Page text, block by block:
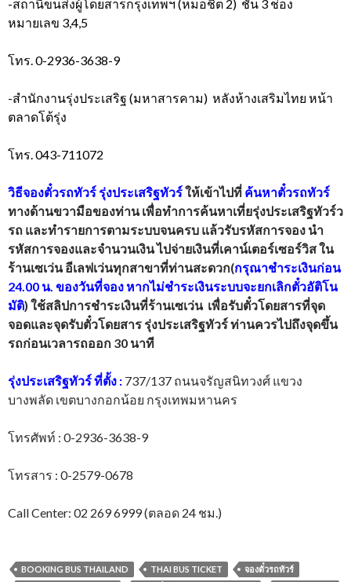
-สถานีขนส่งผู้โดยสารกรุงเทพฯ (หมอชิต 2) ชั้น 3 ช่อง
หมายเลข 3,4,5
โทร. 0-2936-3638-9
-สำนักงานรุ่งประเสริฐ (มหาสารคาม) หลังห้างเสริมไทย หน้า
ตลาดโต้รุ่ง
โทร. 043-711072
วิธีจองตั๋วรถทัวร์รุ่งประเสริฐทัวร์ให้เข้าไปที่ ค้นหาตั๋วรถทัวร์
ทางด้านขวามือของท่าน เพื่อทำการค้นหาเที่ยรุ่งประเสริฐทัวร์ว
รถ และทำรายการตามระบบจนครบ แล้วรับรหัสการจอง นำ
รหัสการจองและจำนวนเงิน ไปจ่ายเงินที่เคาน์เตอร์เซอร์วิส ใน
ร้านเซเว่น อีเลฟเว่นทุกสาขาที่ท่านสะดวก(กรุณาชำระเงินก่อน
24.00 น. ของวันที่จอง หากไม่ชำระเงินระบบจะยกเลิกตั๋วอัติโน
มัติ) ใช้สลิปการชำระเงินที่ร้านเซเว่น เพื่อรับตั๋วโดยสารที่จุด
จอดและจุดรับตั๋วโดยสาร รุ่งประเสริฐทัวร์ท่านควรไปถึงจุดขึ้น
รถก่อนเวลารถออก 30 นาที
รุ่งประเสริฐทัวร์ที่ตั้ง : 737/137 ถนนจรัญสนิทวงศ์ แขวง
บางพลัด เขตบางกอกน้อย กรุงเทพมหานคร
โทรศัพท์ : 0-2936-3638-9
โทรสาร : 0-2579-0678
Call Center: 02 269 6999 (ตลอด 24 ชม.)
BOOKING BUS THAILAND THAI BUS TICKET
จองตั๋วรถทัวร์